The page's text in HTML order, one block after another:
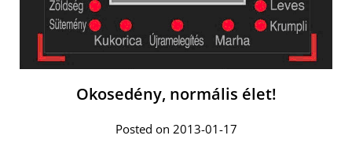
Okosedény, normális élet!
Posted on 2013-01-17